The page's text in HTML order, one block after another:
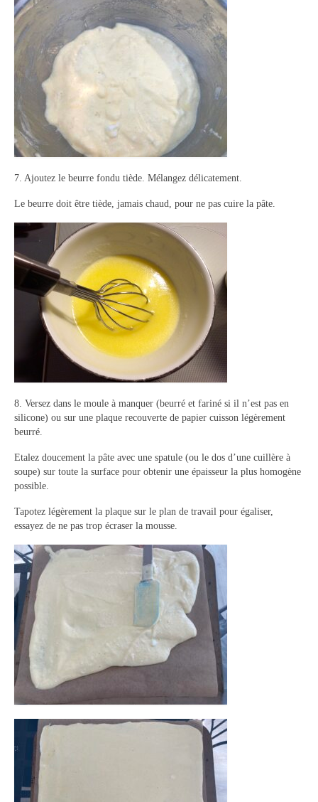
7. Ajoutez le beurre fondu tiède. Mélangez délicatement.
Le beurre doit être tiède, jamais chaud, pour ne pas cuire la pâte.
8. Versez dans le moule à manquer (beurré et fariné si il n’est pas en
silicone) ou sur une plaque recouverte de papier cuisson légèrement
beurré.
Etalez doucement la pâte avec une spatule (ou le dos d’une cuillère à
soupe) sur toute la surface pour obtenir une épaisseur la plus homogène
possible.
Tapotez légèrement la plaque sur le plan de travail pour égaliser,
essayez de ne pas trop écraser la mousse.